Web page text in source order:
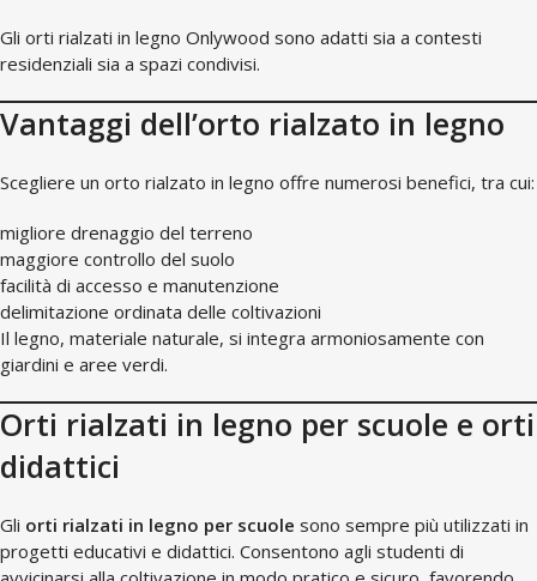
Gli orti rialzati in legno Onlywood sono adatti sia a contesti
residenziali sia a spazi condivisi.
Vantaggi dell’orto rialzato in legno
Scegliere un orto rialzato in legno offre numerosi benefici, tra cui:
migliore drenaggio del terreno
maggiore controllo del suolo
facilità di accesso e manutenzione
delimitazione ordinata delle coltivazioni
Il legno, materiale naturale, si integra armoniosamente con
giardini e aree verdi.
Orti rialzati in legno per scuole e orti
didattici
Gli orti rialzati in legno per scuole sono sempre più utilizzati in
progetti educativi e didattici. Consentono agli studenti di